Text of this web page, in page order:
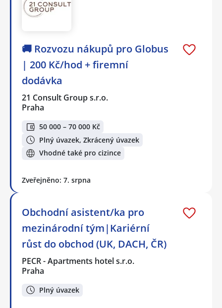
🚚 Rozvozu nákupů pro Globus
| 200 Kč/hod + firemní
dodávka
21 Consult Group s.r.o.
Praha
50 000 – 70 000 Kč
Plný úvazek, Zkrácený úvazek
Vhodné také pro cizince
Zveřejněno: 7. srpna
Obchodní asistent/ka pro
mezinárodní tým|Kariérní
růst do obchod (UK, DACH, ČR)
PECR - Apartments hotel s.r.o.
Praha
Plný úvazek